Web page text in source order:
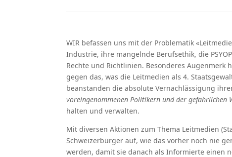
WIR befassen uns mit der Problematik
Industrie, ihre mangelnde Berufsethik, die
Rechte und Richtlinien. Besonderes Augenmerk
gegen das, was die Leitmedien als 4.
beanstanden die absolute Vernachlässigung
voreingenommenen Politikern und der gefährlichen
halten und verwalten.
Mit diversen Aktionen zum Thema Leitmedien
Schweizerbürger auf, wie das vorher noch nie
werden, damit sie danach als Informierte einen